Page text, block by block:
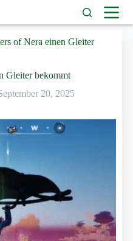
of Nera einen Gleiter
Gleiter bekommt
20, 2025